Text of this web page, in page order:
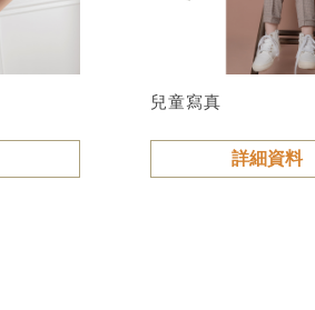
兒童寫真
詳細資料